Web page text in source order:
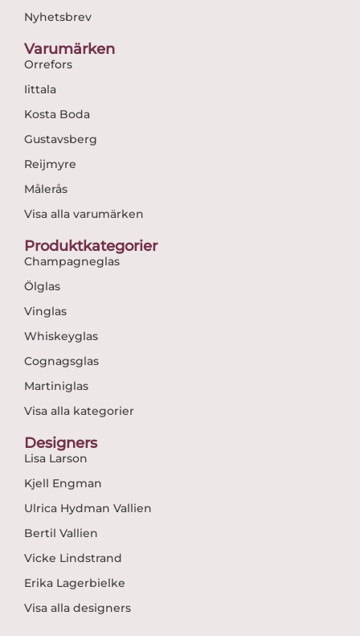
Nyhetsbrev
Varumärken
Orrefors
Iittala
Kosta Boda
Gustavsberg
Reijmyre
Målerås
Visa alla varumärken
Produktkategorier
Champagneglas
Ölglas
Vinglas
Whiskeyglas
Cognagsglas
Martiniglas
Visa alla kategorier
Designers
Lisa Larson
Kjell Engman
Ulrica Hydman Vallien
Bertil Vallien
Vicke Lindstrand
Erika Lagerbielke
Visa alla designers